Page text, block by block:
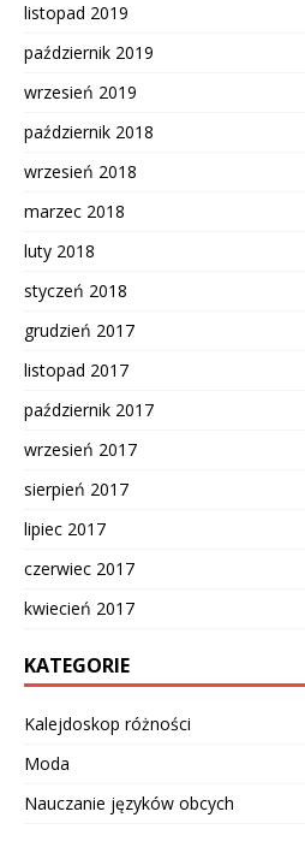
listopad 2019
październik 2019
wrzesień 2019
październik 2018
wrzesień 2018
marzec 2018
luty 2018
styczeń 2018
grudzień 2017
listopad 2017
październik 2017
wrzesień 2017
sierpień 2017
lipiec 2017
czerwiec 2017
kwiecień 2017
KATEGORIE
Kalejdoskop różności
Moda
Nauczanie języków obcych